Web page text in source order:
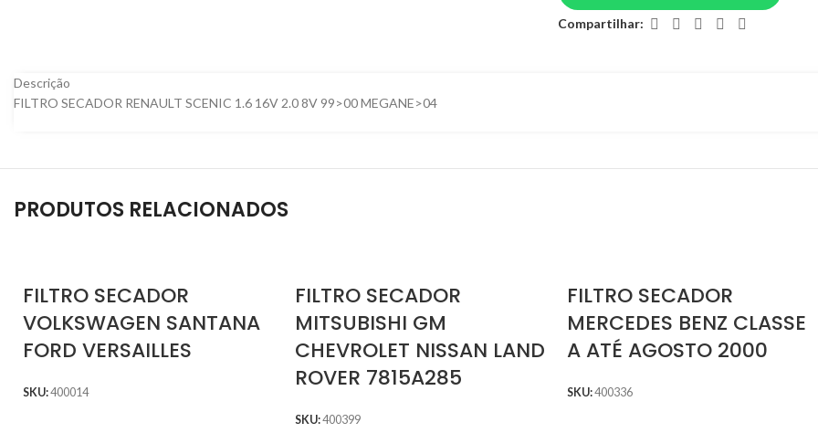
Compartilhar:
Descrição
FILTRO SECADOR RENAULT SCENIC 1.6 16V 2.0 8V 99>00 MEGANE>04
PRODUTOS RELACIONADOS
FILTRO SECADOR
VOLKSWAGEN SANTANA
FORD VERSAILLES
SKU:400014
FILTRO SECADOR
MITSUBISHI GM
CHEVROLET NISSAN LAND
ROVER 7815A285
SKU:400399
FILTRO SECADOR
MERCEDES BENZ CLASSE
A ATÉ AGOSTO 2000
SKU:400336